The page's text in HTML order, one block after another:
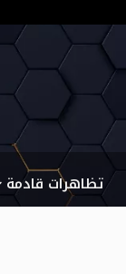
تظاهرات قادمة